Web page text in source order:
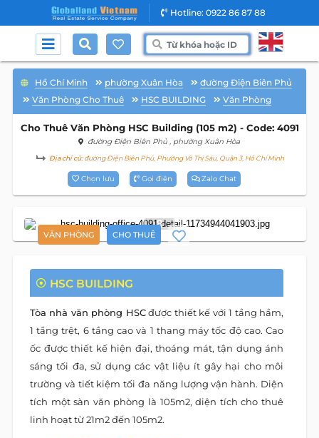
Hotline: 0922 86 87 88
Hồ Chí Minh phường Xuân Hòa
đường Điện Biên Phủ
Văn Phòng Cho Thuê
HSC BUILDING Văn Phòng
Cho Thuê Văn Phòng HSC Building (105 m2) - Code: 4091
đường Điện Biên Phủ , phường Xuân Hòa
Địa chỉ cũ:đường Điện Biên Phủ, Phường Võ Thị Sáu, Quận 3, Hồ Chí Minh
Chọn lưu Gọi điện Zalo Chat
VĂN PHÒNG CHO THUÊ
8
HSC BUILDING
Tòa nhà văn phòng HSCđược thiết kế với 1 tầng hầm,
1 tầng trệt, 6 tầng cao và 1 thang máy tốc độ cao. Cao
ốc được thiết kế hiện đại, thoáng mát, tận dụng ánh
sáng tối đa, sử dụng các vật liệu ít gây hại cho môi
trường và tiết kiệm tối đa năng lượng vận hành. Diện
tích một sàn văn phòng là 105m2, diện tích cho thuê
linh hoạt từ 21m2 đến 105m2.